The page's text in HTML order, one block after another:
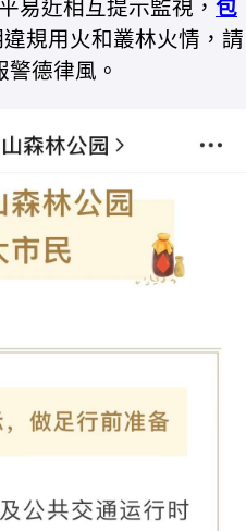
易近相互提示監視， 包
規用火和叢林火情，請
德律風。